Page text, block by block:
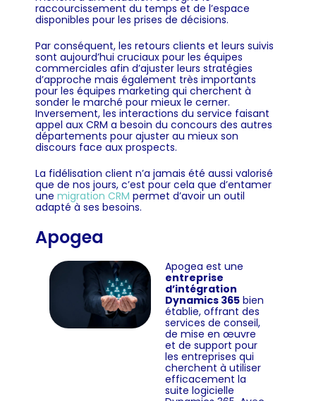
raccourcissement du temps et de l’espace
disponibles pour les prises de décisions.
Par conséquent, les retours clients et leurs suivis
sont aujourd’hui cruciaux pour les équipes
commerciales afin d’ajuster leurs stratégies
d’approche mais également très importants
pour les équipes marketing qui cherchent à
sonder le marché pour mieux le cerner.
Inversement, les interactions du service faisant
appel aux CRM a besoin du concours des autres
départements pour ajuster au mieux son
discours face aux prospects.
La fidélisation client n’a jamais été aussi valorisé
que de nos jours, c’est pour cela que d’entamer
une migration CRM permet d’avoir un outil
adapté à ses besoins.
Apogea
Apogea est une
entreprise
d’intégration
Dynamics 365 bien
établie, offrant des
services de conseil,
de mise en œuvre
et de support pour
les entreprises qui
cherchent à utiliser
efficacement la
suite logicielle